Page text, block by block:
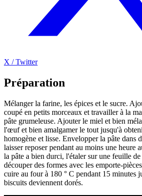
X / Twitter
Préparation
Mélanger la farine, les épices et le sucre.
coupé en petits morceaux et travailler à la
pâte grumeleuse. Ajouter le miel et bien
l'œuf et bien amalgamer le tout jusqu'à
homogène et lisse. Envelopper la pâte dans
laisser reposer pendant au moins une heure
la pâte a bien durci, l'étaler sur une feuille
découper des formes avec les emporte-
cuire au four à 180 ° C pendant 15 minutes
biscuits deviennent dorés.